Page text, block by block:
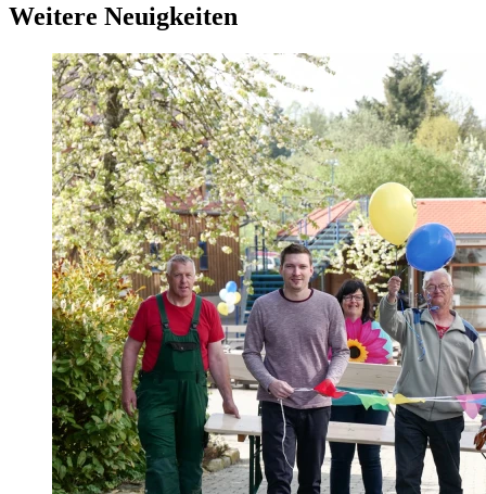
Weitere Neuigkeiten